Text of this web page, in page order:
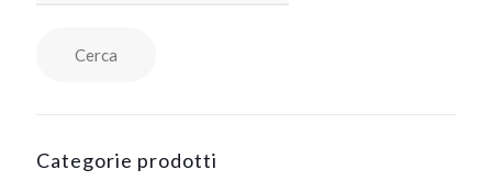
Cerca
Categorie prodotti